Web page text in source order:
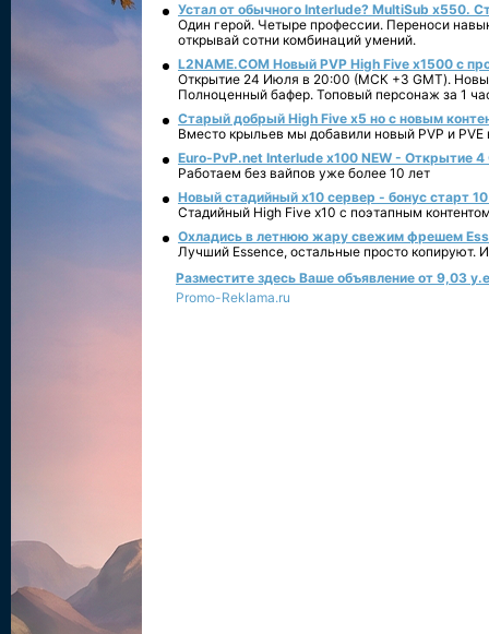
Устал от обычного Interlude? MultiSub x550.
Один герой. Четыре профессии. Переноси
открывай сотни комбинаций умений.
L2NAME.COM Новый PVP High Five x1500 с
Открытие 24 Июля в 20:00 (МСК +3 GMT).
Полноценный бафер. Топовый персонаж за 1
Старый добрый High Five x5 но с новым
Вместо крыльев мы добавили новый PVP и PVE
Euro-PvP.net Interlude х100 NEW - Открытие 4
Работаем без вайпов уже более 10 лет
Новый стадийный х10 сервер - бонус старт
Стадийный High Five x10 с поэтапным
Охладись в летнюю жару свежим фрешем
Лучший Essence, остальные просто копируют.
Разместите здесь Ваше объявление от 9,03
Promo-Reklama.ru